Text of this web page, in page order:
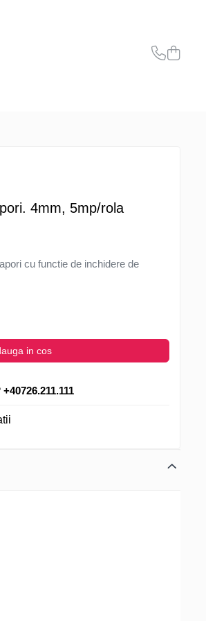
4mm, 5mp/rola
cu functie de inchidere de
in cos
+40726.211.111